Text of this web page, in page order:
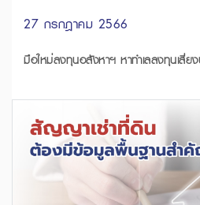
27 กรกฎาคม 2566
มือใหม่ลงทุนอสังหาฯ หาทำเล